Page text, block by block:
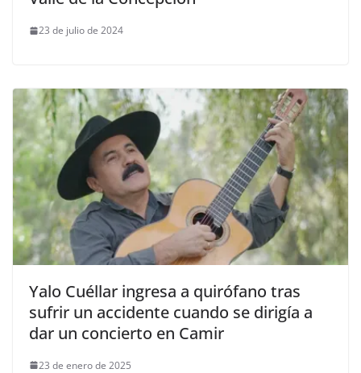
23 de julio de 2024
Yalo Cuéllar ingresa a quirófano tras
sufrir un accidente cuando se dirigía a
dar un concierto en Camir
23 de enero de 2025